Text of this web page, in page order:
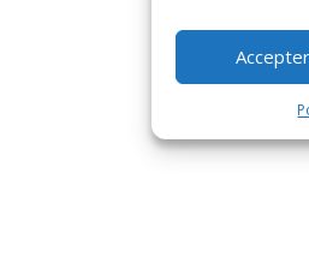
Accepter